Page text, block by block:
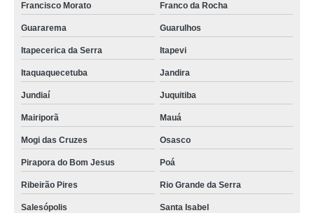
Francisco Morato Franco da Rocha
Guararema Guarulhos
Itapecerica da Serra Itapevi
Itaquaquecetuba Jandira
Jundiaí Juquitiba
Mairiporã Mauá
Mogi das Cruzes Osasco
Pirapora do Bom Jesus Poá
Ribeirão Pires Rio Grande da Serra
Salesópolis Santa Isabel